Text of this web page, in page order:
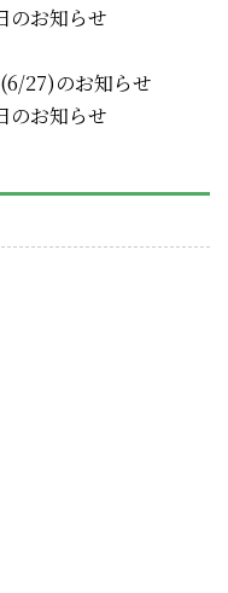
お知らせ
27)のお知らせ
お知らせ